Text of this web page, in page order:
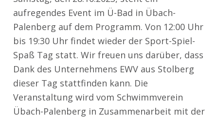
aufregendes Event im Ü-Bad in Übach-
Palenberg auf dem Programm. Von 12:00 Uhr
bis 19:30 Uhr findet wieder der Sport-Spiel-
Spaß Tag statt. Wir freuen uns darüber, dass
Dank des Unternehmens EWV aus Stolberg
dieser Tag stattfinden kann. Die
Veranstaltung wird vom Schwimmverein
Übach-Palenberg in Zusammenarbeit mit der